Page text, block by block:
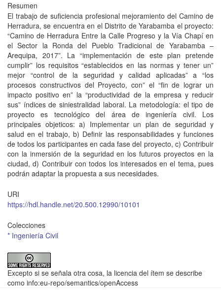
Resumen
El trabajo de suficiencia profesional mejoramiento del Camino de
Herradura, se encuentra en el Distrito de Yarabamba el proyecto:
“Camino de Herradura Entre la Calle Progreso y la Vía Chapí en
el Sector la Ronda del Pueblo Tradicional de Yarabamba –
Arequipa, 2017”. La “implementación de este plan pretende
cumplir” los requisitos “establecidos en las normas y tener un”
mejor “control de la seguridad y calidad aplicadas” a “los
procesos constructivos del Proyecto, con” el “fin de lograr un
impacto positivo en” la “productividad de la empresa y reducir
sus” índices de siniestralidad laboral. La metodología: el tipo de
proyecto es tecnológico del área de ingeniería civil. Los
principales objeticos: a) Implementar un plan de seguridad y
salud en el trabajo, b) Definir las responsabilidades y funciones
de todos los participantes en cada fase del proyecto, c) Contribuir
con la inmersión de la seguridad en los futuros proyectos en la
ciudad, d) Contribuir con todos los interesados en el tema, pues
podrán adaptar la propuesta a sus necesidades.
URI
https://hdl.handle.net/20.500.12990/10101
Colecciones
* Ingeniería Civil
Excepto si se señala otra cosa, la licencia del ítem se describe
como info:eu-repo/semantics/openAccess